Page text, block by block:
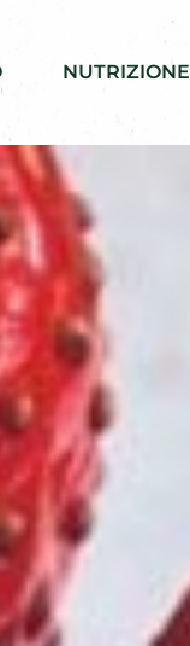
NUTRIZIONE